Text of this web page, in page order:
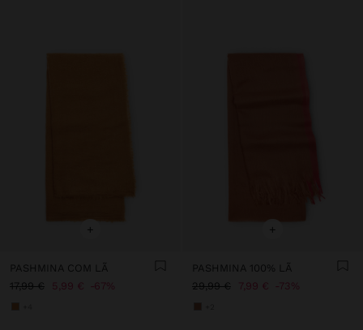
+
PASHMINA COM LÃ
17,99 €
5,99 € 67%
+
PASHMINA 100% LÃ
29,99 €
7,99 € 73%